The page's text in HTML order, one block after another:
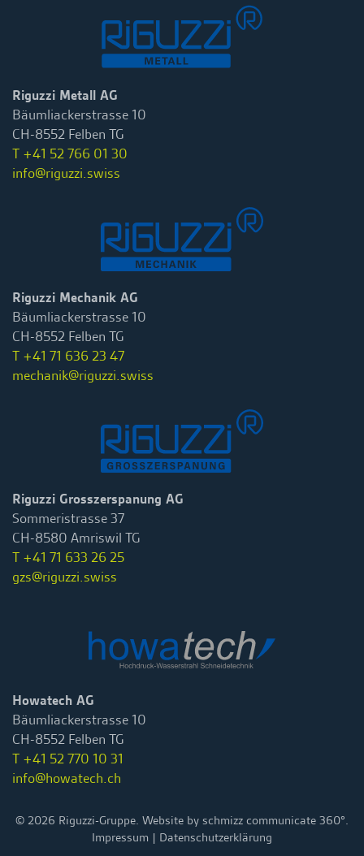
Riguzzi Metall AG
Bäumliackerstrasse 10
CH-8552 Felben TG
T +41 52 766 01 30
info@riguzzi.swiss
Riguzzi Mechanik AG
Bäumliackerstrasse 10
CH-8552 Felben TG
T +41 71 636 23 47
mechanik@riguzzi.swiss
Riguzzi Grosszerspanung AG
Sommeristrasse 37
CH-8580 Amriswil TG
T +41 71 633 26 25
gzs@riguzzi.swiss
Howatech AG
Bäumliackerstrasse 10
CH-8552 Felben TG
T +41 52 770 10 31
info@howatech.ch
© 2026 Riguzzi-Gruppe. Website by schmizz communicate 360°.
Impressum | Datenschutzerklärung